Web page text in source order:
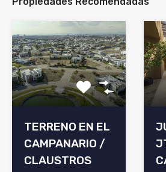
TERRENO EN EL
CAMPANARIO /
CLAUSTROS